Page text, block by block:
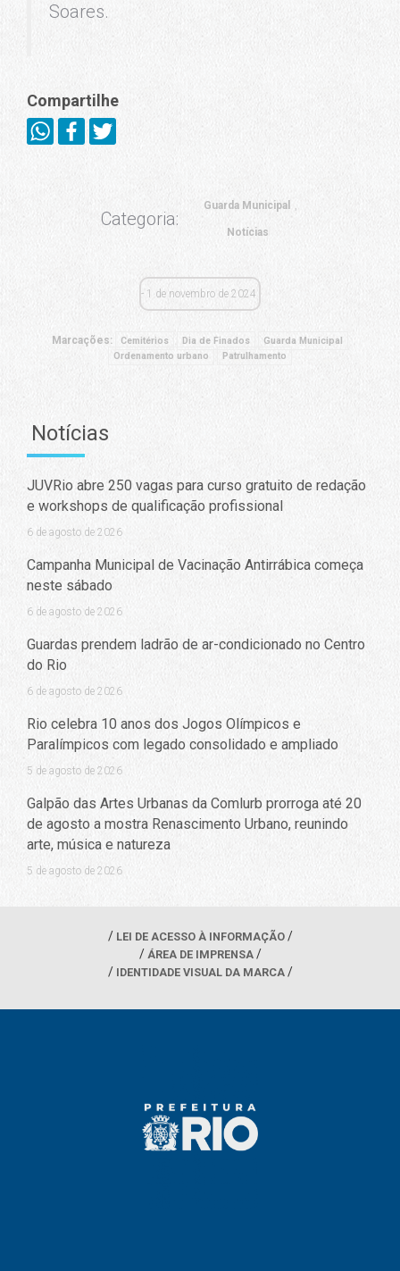
Soares.
Compartilhe
Categoria:
Guarda Municipal
Notícias
1 de novembro de 2024
Marcações: Cemitérios Dia de Finados
Guarda Municipal
Ordenamento urbano
Patrulhamento
Notícias
JUVRio abre 250 vagas para curso gratuito de redação
e workshops de qualificação profissional
6 de agosto de 2026
Campanha Municipal de Vacinação Antirrábica começa
neste sábado
6 de agosto de 2026
Guardas prendem ladrão de ar-condicionado no Centro
do Rio
6 de agosto de 2026
Rio celebra 10 anos dos Jogos Olímpicos e
Paralímpicos com legado consolidado e ampliado
5 de agosto de 2026
Galpão das Artes Urbanas da Comlurb prorroga até 20
de agosto a mostra Renascimento Urbano, reunindo
arte, música e natureza
5 de agosto de 2026
LEI DE ACESSO À INFORMAÇÃO
ÁREA DE IMPRENSA
IDENTIDADE VISUAL DA MARCA